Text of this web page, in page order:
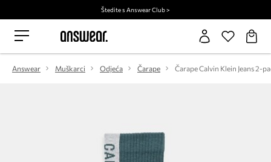
Štedite s Answear Club >
Answear Muškarci Odjeća Čarape Čarape Calvin Klein Jeans 2-